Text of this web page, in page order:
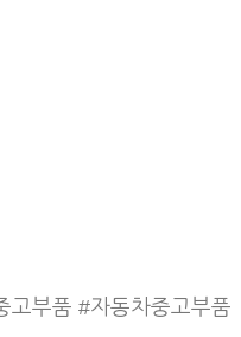
고부품 #자동차중고부품